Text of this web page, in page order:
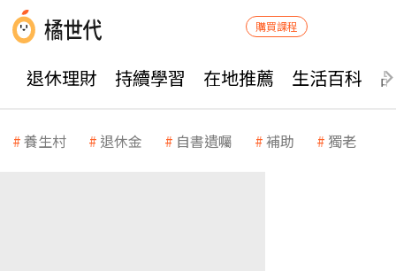
購買課程
退休理財 持續學習 在地推薦 生活百科
養生村 退休金 自書遺囑 補助 獨老